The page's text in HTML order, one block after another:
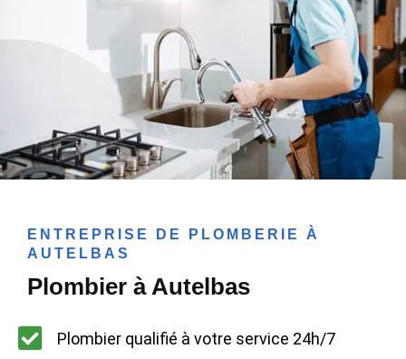
ENTREPRISE DE PLOMBERIE À
AUTELBAS
Plombier à Autelbas
Plombier qualifié à votre service 24h/7